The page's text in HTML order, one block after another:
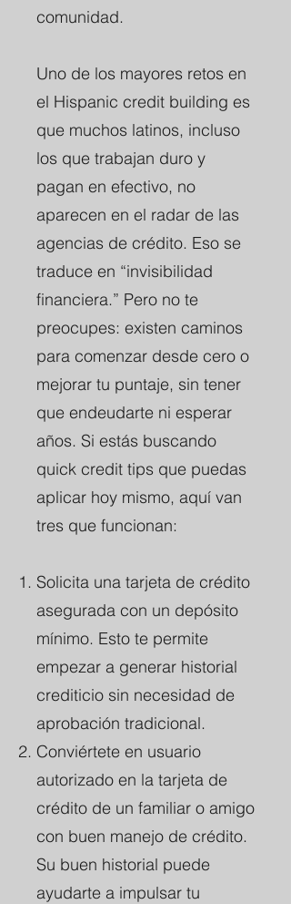
comunidad.
Uno de los mayores retos en
el Hispanic credit building es
que muchos latinos, incluso
los que trabajan duro y
pagan en efectivo, no
aparecen en el radar de las
agencias de crédito. Eso se
traduce en “invisibilidad
financiera.” Pero no te
preocupes: existen caminos
para comenzar desde cero o
mejorar tu puntaje, sin tener
que endeudarte ni esperar
años. Si estás buscando
quick credit tips que puedas
aplicar hoy mismo, aquí van
tres que funcionan:
Solicita una tarjeta de crédito
asegurada con un depósito
mínimo. Esto te permite
empezar a generar historial
crediticio sin necesidad de
aprobación tradicional.
Conviértete en usuario
autorizado en la tarjeta de
crédito de un familiar o amigo
con buen manejo de crédito.
Su buen historial puede
ayudarte a impulsar tu